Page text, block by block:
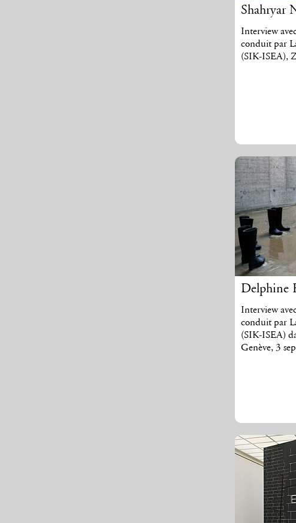
Shahryar
Interview
conduit par
(SIK-ISEA),
Delphine
Interview
conduit par
(SIK-ISEA)
Genève, 3